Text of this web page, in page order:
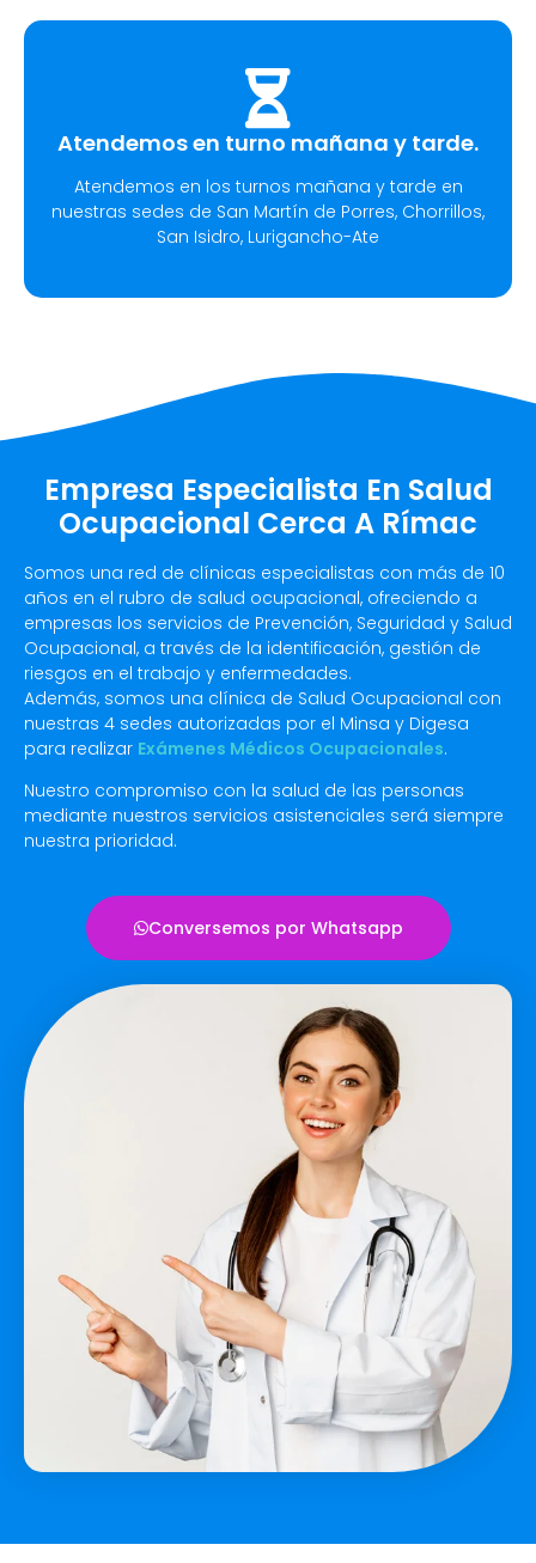
Atendemos en turno mañana y tarde.
Atendemos en los turnos mañana y tarde en
nuestras sedes de San Martín de Porres, Chorrillos,
San Isidro, Lurigancho-Ate
Empresa Especialista En Salud
Ocupacional Cerca A Rímac
Somos una red de clínicas especialistas con más de 10
años en el rubro de salud ocupacional, ofreciendo a
empresas los servicios de Prevención, Seguridad y Salud
Ocupacional, a través de la identificación, gestión de
riesgos en el trabajo y enfermedades.
Además, somos una clínica de Salud Ocupacional con
nuestras 4 sedes autorizadas por el Minsa y Digesa
para realizar Exámenes Médicos Ocupacionales.
Nuestro compromiso con la salud de las personas
mediante nuestros servicios asistenciales será siempre
nuestra prioridad.
Conversemos por Whatsapp